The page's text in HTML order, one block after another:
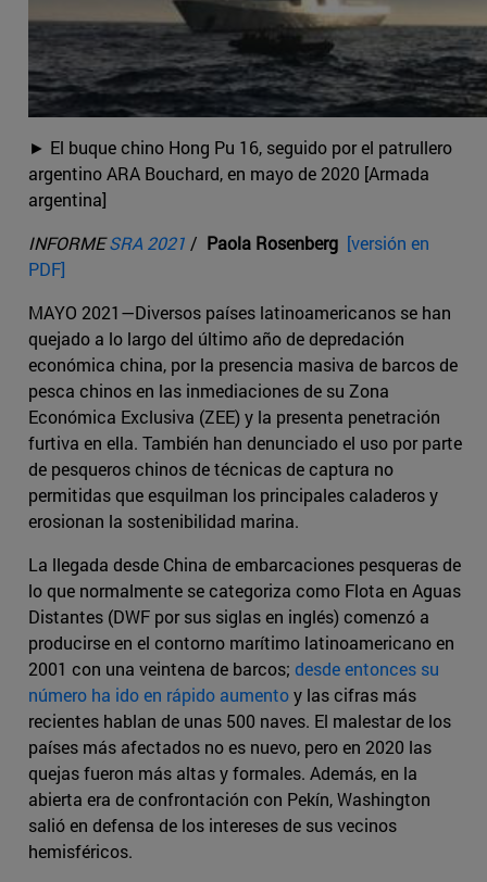
► El buque chino Hong Pu 16, seguido por el patrullero
argentino ARA Bouchard, en mayo de 2020 [Armada
argentina]
INFORMESRA 2021 / Paola Rosenberg [versión en
PDF]
MAYO 2021—Diversos países latinoamericanos se han
quejado a lo largo del último año de depredación
económica china, por la presencia masiva de barcos de
pesca chinos en las inmediaciones de su Zona
Económica Exclusiva (ZEE) y la presenta penetración
furtiva en ella. También han denunciado el uso por parte
de pesqueros chinos de técnicas de captura no
permitidas que esquilman los principales caladeros y
erosionan la sostenibilidad marina.
La llegada desde China de embarcaciones pesqueras de
lo que normalmente se categoriza como Flota en Aguas
Distantes (DWF por sus siglas en inglés) comenzó a
producirse en el contorno marítimo latinoamericano en
2001 con una veintena de barcos; desde entonces su
número ha ido en rápido aumentoy las cifras más
recientes hablan de unas 500 naves. El malestar de los
países más afectados no es nuevo, pero en 2020 las
quejas fueron más altas y formales. Además, en la
abierta era de confrontación con Pekín, Washington
salió en defensa de los intereses de sus vecinos
hemisféricos.